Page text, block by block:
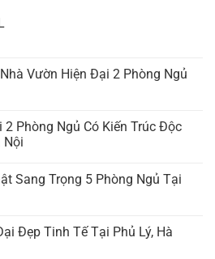
Vườn Hiện Đại 2 Phòng Ngủ
Phòng Ngủ Có Kiến Trúc Độc
Nội
Sang Trọng 5 Phòng Ngủ Tại
Đẹp Tinh Tế Tại Phủ Lý, Hà